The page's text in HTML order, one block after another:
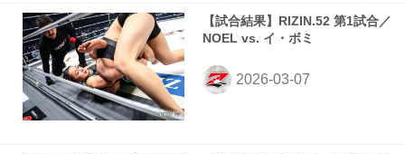
【試合結果】RIZIN.52 第1試合／
NOEL vs. イ・ボミ